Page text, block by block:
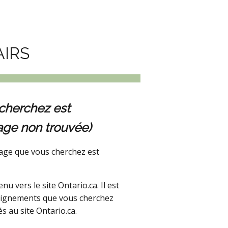
est
non trouvée)
que vous cherchez est
vers le site Ontario.ca. Il est
que vous cherchez
au site Ontario.ca.